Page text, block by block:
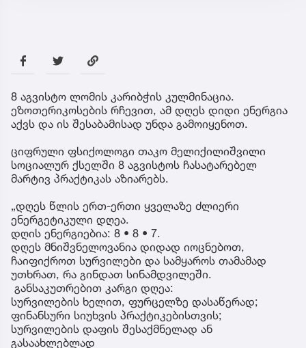
8 აგვისტო ლომის კარიბჭის კულმინაცია.
ეზოთერიკოსების რჩევით, ამ დღეს დიდი ენერგია
აქვს და ის შესაბამისად უნდა გამოიყენოთ.
ციფრული ფსიქოლოგი თაკო მელიქილიშვილი
სოციალურ ქსელში 8 აგვისტოს ჩასატარებელ
მარტივ პრაქტიკას აზიარებს.
„დღეს წლის ერთ-ერთი ყველაზე ძლიერი
ენერგეტიკული დღეა.
დღის ენერგიებია: 8 • 8 • 7.
დღეს მნიშვნელოვანია დიდად იოცნებოთ,
ჩაიფიქროთ სურვილები და სამყაროს თამამად
უთხრათ, რა გინდათ სინამდვილეში.
განსაკუთრებით კარგი დღეა:
სურვილების ხელით, ფურცელზე დასაწერად;
ფინანსური სიუხვის პრაქტიკებისთვის;
სურვილების დაფის შესაქმნელად ან
გასაახლებლად